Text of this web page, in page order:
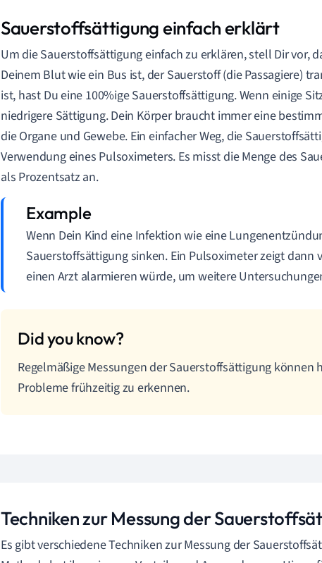
Sauerstoffsättigung einfach erklärt
Um die Sauerstoffsättigung einfach zu erklären, stell Dir vor,
Deinem Blut wie ein Bus ist, der Sauerstoff (die Passagiere)
ist, hast Du eine 100%ige Sauerstoffsättigung. Wenn einige
niedrigere Sättigung. Dein Körper braucht immer eine
die Organe und Gewebe. Ein einfacher Weg, die
Verwendung eines Pulsoximeters. Es misst die Menge des
als Prozentsatz an.
Wenn Dein Kind eine Infektion wie eine
Sauerstoffsättigung sinken. Ein Pulsoximeter zeigt dann
einen Arzt alarmieren würde, um weitere
Regelmäßige Messungen der Sauerstoffsättigung können
Probleme frühzeitig zu erkennen.
Techniken zur Messung der
Es gibt verschiedene Techniken zur Messung der